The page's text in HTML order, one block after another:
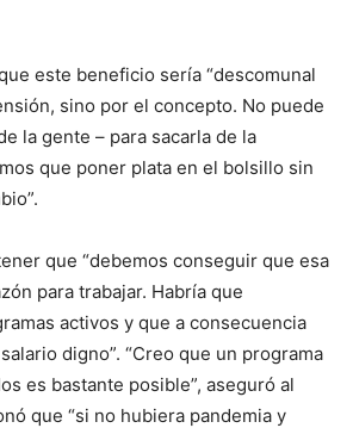
este beneficio sería “descomunal
sino por el concepto. No puede
la gente – para sacarla de la
que poner plata en el bolsillo sin
que “debemos conseguir que esa
para trabajar. Habría que
activos y que a consecuencia
digno”. “Creo que un programa
es bastante posible”, aseguró al
que “si no hubiera pandemia y